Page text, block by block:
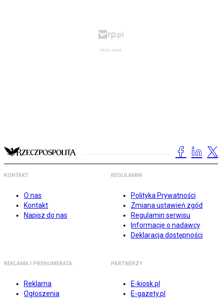
KONTAKT
O nas
Kontakt
Napisz do nas
REGULAMIN
Polityka Prywatności
Zmiana ustawień zgód
Regulamin serwisu
Informacje o nadawcy
Deklaracja dostępności
REKLAMA I PRENUMERATA
Reklama
Ogłoszenia
PARTNERZY
E-kiosk.pl
E-gazety.pl